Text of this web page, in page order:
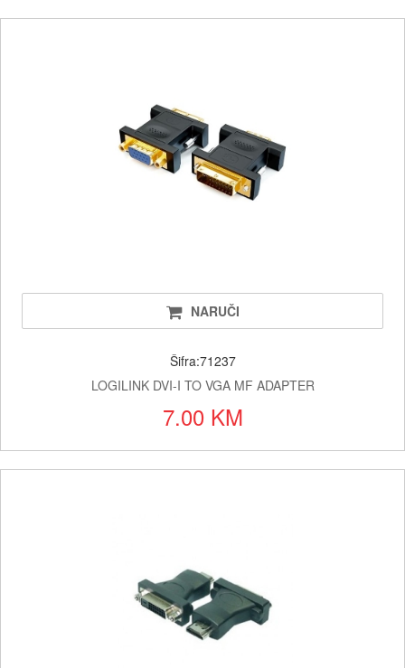
NARUČI
Šifra:71237
LOGILINK DVI-I TO VGA MF ADAPTER
7.00 KM